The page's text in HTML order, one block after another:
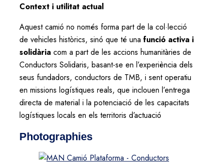
Context i utilitat actual
Aquest camió no només forma part de la col·lecció
de vehicles històrics, sinó que té una funció activa i
solidària com a part de les accions humanitàries de
Conductors Solidaris, basant-se en l’experiència dels
seus fundadors, conductors de TMB, i sent operatiu
en missions logístiques reals, que inclouen l’entrega
directa de material i la potenciació de les capacitats
logístiques locals en els territoris d’actuació
Photographies